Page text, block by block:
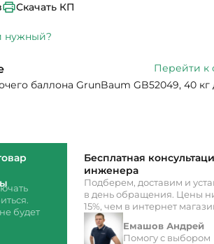
Скачать КП
нужный?
Перейти к
баллона GrunBaum GB52049, 40 кг
будет
Бесплатная
инженера
Подберем, доставим и
в день обращения. Цены
15%, чем в интернет
Емашов Андрей
Помогу с выбором